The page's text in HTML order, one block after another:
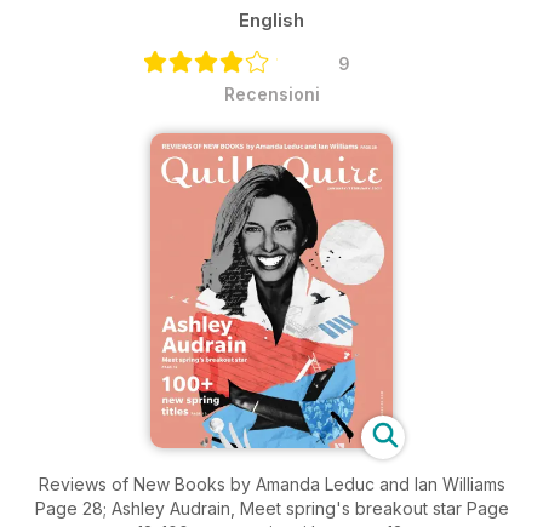
English
9
Recensioni
Reviews of New Books by Amanda Leduc and Ian Williams
Page 28; Ashley Audrain, Meet spring's breakout star Page